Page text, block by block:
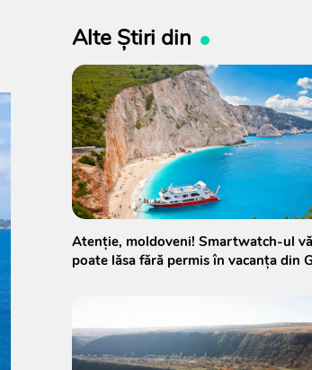
Alte Știri din
Atenție, moldoveni! Smartwatch-ul vă
poate lăsa fără permis în vacanța din